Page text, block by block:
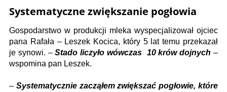
Systematyczne zwiększanie pogłowia
Gospodarstwo w produkcji mleka wyspecjalizował ojciec
pana Rafała – Leszek Kocica, który 5 lat temu przekazał
je synowi. –Stado liczyło wówczas 10 krów dojnych –
wspomina pan Leszek.
– Systematycznie zacząłem zwiększać pogłowie, które